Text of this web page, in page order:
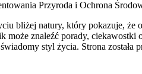
Przyroda i Ochrona
bliżej natury, który pokazuje,
znaleźć porady,
styl życia. Strona